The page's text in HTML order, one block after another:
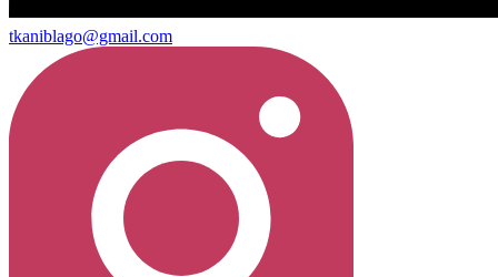
tkaniblago@gmail.com